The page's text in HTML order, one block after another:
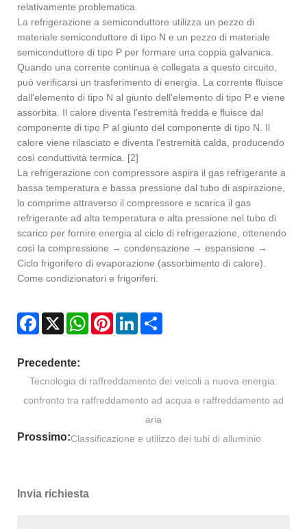
relativamente problematica.
La refrigerazione a semiconduttore utilizza un pezzo di
materiale semiconduttore di tipo N e un pezzo di materiale
semiconduttore di tipo P per formare una coppia galvanica.
Quando una corrente continua è collegata a questo circuito,
può verificarsi un trasferimento di energia. La corrente fluisce
dall'elemento di tipo N al giunto dell'elemento di tipo P e viene
assorbita. Il calore diventa l'estremità fredda e fluisce dal
componente di tipo P al giunto del componente di tipo N. Il
calore viene rilasciato e diventa l'estremità calda, producendo
così conduttività termica. [2]
La refrigerazione con compressore aspira il gas refrigerante a
bassa temperatura e bassa pressione dal tubo di aspirazione,
lo comprime attraverso il compressore e scarica il gas
refrigerante ad alta temperatura e alta pressione nel tubo di
scarico per fornire energia al ciclo di refrigerazione, ottenendo
così la compressione → condensazione → espansione →
Ciclo frigorifero di evaporazione (assorbimento di calore).
Come condizionatori e frigoriferi.
Facebook
X WhatsAppPinterestLinkedIn
Precedente:
Tecnologia di raffreddamento dei veicoli a nuova energia:
confronto tra raffreddamento ad acqua e raffreddamento ad
aria
Prossimo:Classificazione e utilizzo dei tubi di alluminio
Invia richiesta